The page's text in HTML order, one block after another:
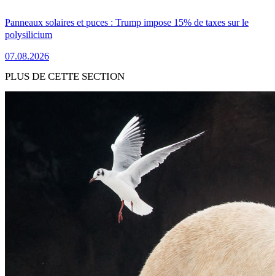
Panneaux solaires et puces : Trump impose 15% de taxes sur le
polysilicium
07.08.2026
PLUS DE CETTE SECTION